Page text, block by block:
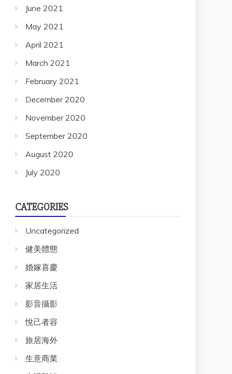
June 2021
May 2021
April 2021
March 2021
February 2021
December 2020
November 2020
September 2020
August 2020
July 2020
CATEGORIES
Uncategorized
健美體態
婚嫁喜慶
家居生活
影音攝影
悅己者容
旅居海外
生意商業